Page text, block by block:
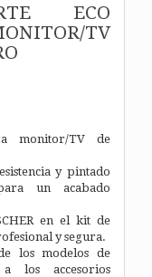
ECO
TV
monitor/TV de
y pintado
un acabado
en el kit de
y segura.
los modelos de
los accesorios